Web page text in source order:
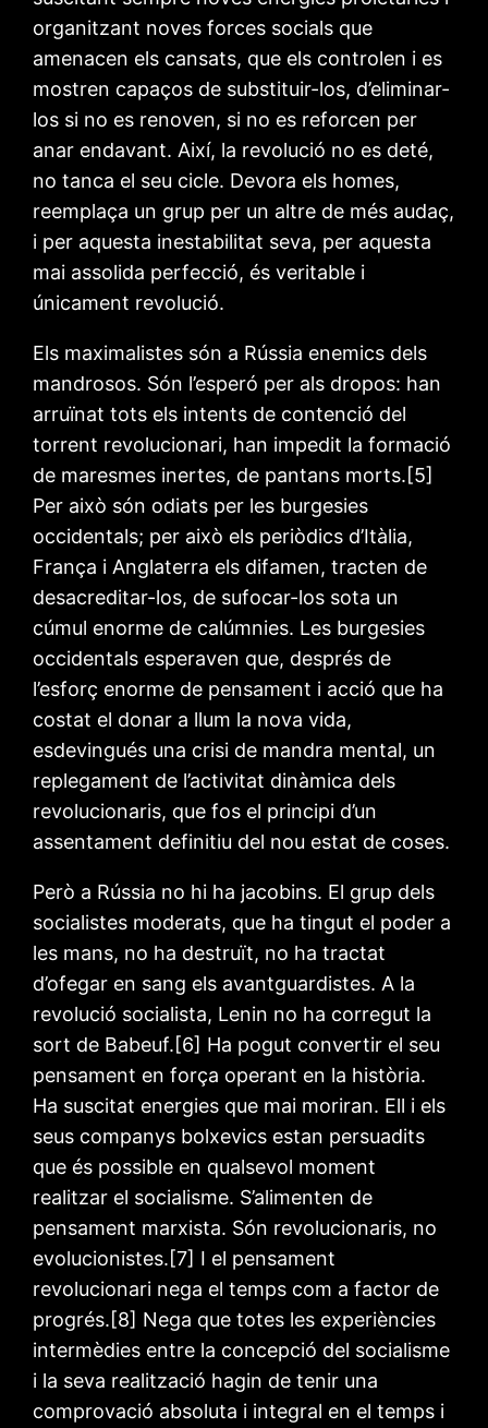
organitzant noves forces socials que
amenacen els cansats, que els controlen i es
mostren capaços de substituir-los, d’eliminar-
los si no es renoven, si no es reforcen per
anar endavant. Així, la revolució no es deté,
no tanca el seu cicle. Devora els homes,
reemplaça un grup per un altre de més audaç,
i per aquesta inestabilitat seva, per aquesta
mai assolida perfecció, és veritable i
únicament revolució.
Els maximalistes són a Rússia enemics dels
mandrosos. Són l’esperó per als dropos: han
arruïnat tots els intents de contenció del
torrent revolucionari, han impedit la formació
de maresmes inertes, de pantans morts.[5]
Per això són odiats per les burgesies
occidentals; per això els periòdics d’Itàlia,
França i Anglaterra els difamen, tracten de
desacreditar-los, de sufocar-los sota un
cúmul enorme de calúmnies. Les burgesies
occidentals esperaven que, després de
l’esforç enorme de pensament i acció que ha
costat el donar a llum la nova vida,
esdevingués una crisi de mandra mental, un
replegament de l’activitat dinàmica dels
revolucionaris, que fos el principi d’un
assentament definitiu del nou estat de coses.
Però a Rússia no hi ha jacobins. El grup dels
socialistes moderats, que ha tingut el poder a
les mans, no ha destruït, no ha tractat
d’ofegar en sang els avantguardistes. A la
revolució socialista, Lenin no ha corregut la
sort de Babeuf.[6] Ha pogut convertir el seu
pensament en força operant en la història.
Ha suscitat energies que mai moriran. Ell i els
seus companys bolxevics estan persuadits
que és possible en qualsevol moment
realitzar el socialisme. S’alimenten de
pensament marxista. Són revolucionaris, no
evolucionistes.[7] I el pensament
revolucionari nega el temps com a factor de
progrés.[8] Nega que totes les experiències
intermèdies entre la concepció del socialisme
i la seva realització hagin de tenir una
comprovació absoluta i integral en el temps i